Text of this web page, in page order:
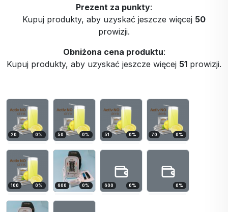
Prezent za punkty:
Kupuj produkty, aby uzyskać jeszcze więcej 50
prowizji.
Obniżona cena produktu:
Kupuj produkty, aby uzyskać jeszcze więcej 51 prowizji.
20 0% 50 0% 51 0% 70 0%
100 0% 600 0% 600 0% 0%